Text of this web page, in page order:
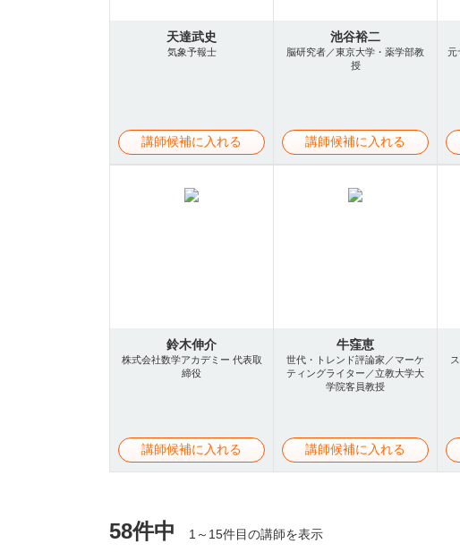
天達武史
気象予報士
講師候補に入れる
池谷裕二
脳研究者／東京大学・薬学部教
授
講師候補に入れる
元
鈴木伸介
株式会社数学アカデミー 代表取
締役
講師候補に入れる
牛窪恵
世代・トレンド評論家／マーケ
ティングライター／立教大学大
学院客員教授
講師候補に入れる
58件中 1～15件目の講師を表示